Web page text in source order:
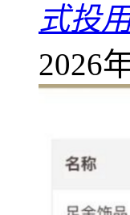
式投
2026